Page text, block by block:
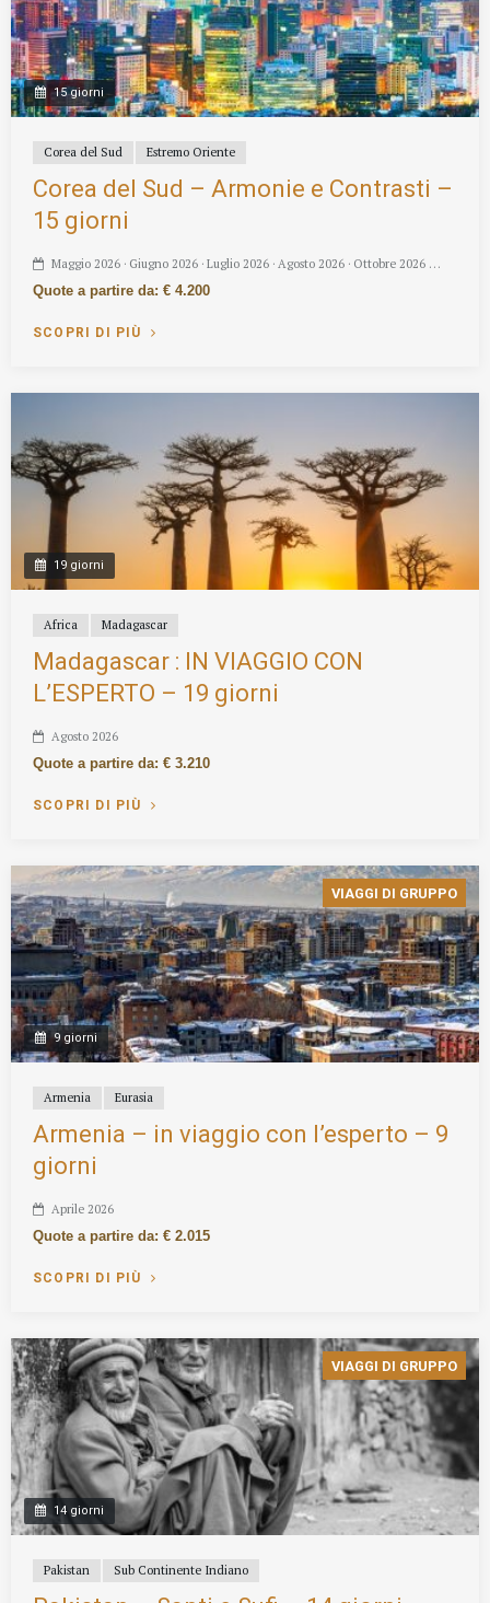
15 giorni
Corea del Sud Estremo Oriente
Corea del Sud – Armonie e Contrasti –
15 giorni
Maggio 2026 · Giugno 2026 · Luglio 2026 · Agosto 2026 · Ottobre 2026 …
Quote a partire da: € 4.200
SCOPRI DI PIÙ
19 giorni
Africa Madagascar
Madagascar : IN VIAGGIO CON
L’ESPERTO – 19 giorni
Agosto 2026
Quote a partire da: € 3.210
SCOPRI DI PIÙ
VIAGGI DI GRUPPO
9 giorni
Armenia Eurasia
Armenia – in viaggio con l’esperto – 9
giorni
Aprile 2026
Quote a partire da: € 2.015
SCOPRI DI PIÙ
VIAGGI DI GRUPPO
14 giorni
Pakistan Sub Continente Indiano